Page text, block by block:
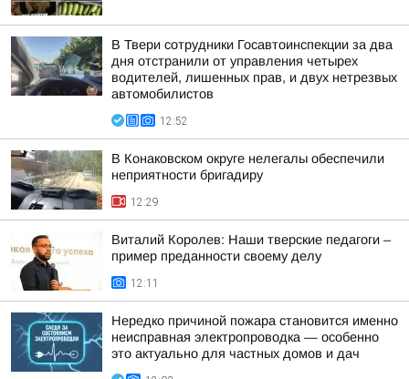
В Твери сотрудники Госавтоинспекции за два
дня отстранили от управления четырех
водителей, лишенных прав, и двух нетрезвых
автомобилистов
12:52
В Конаковском округе нелегалы обеспечили
неприятности бригадиру
12:29
Виталий Королев: Наши тверские педагоги –
пример преданности своему делу
12:11
Нередко причиной пожара становится именно
неисправная электропроводка — особенно
это актуально для частных домов и дач